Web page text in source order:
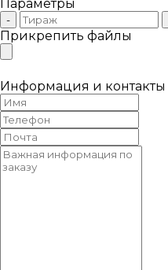
Параметры
-
Прикрепить файлы
Информация и контакты